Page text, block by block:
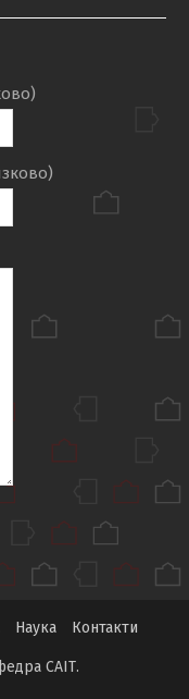
Наука Контакти
САІТ.